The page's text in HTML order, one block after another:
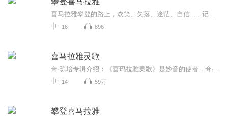
16 896
喜马拉雅灵歌
14 59万
攀登喜马拉雅